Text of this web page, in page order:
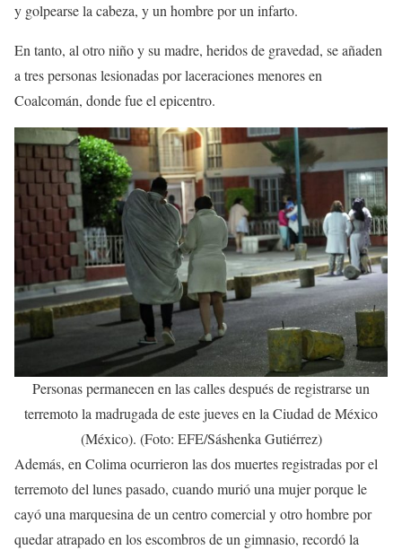
y golpearse la cabeza, y un hombre por un infarto.
En tanto, al otro niño y su madre, heridos de gravedad, se añaden
a tres personas lesionadas por laceraciones menores en
Coalcomán, donde fue el epicentro.
Personas permanecen en las calles después de registrarse un
terremoto la madrugada de este jueves en la Ciudad de México
(México). (Foto: EFE/Sáshenka Gutiérrez)
Además, en Colima ocurrieron las dos muertes registradas por el
terremoto del lunes pasado, cuando murió una mujer porque le
cayó una marquesina de un centro comercial y otro hombre por
quedar atrapado en los escombros de un gimnasio, recordó la